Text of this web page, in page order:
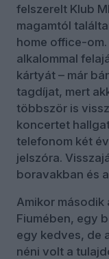
felszerelt Klub
magamtól
home office-
alkalommal
kártyát – már
tagdíjat, mert
többször is
koncertet
telefonom két
jelszóra.
boravakban és
Amikor második
Fiumében, egy
egy kedves, de
néni volt a